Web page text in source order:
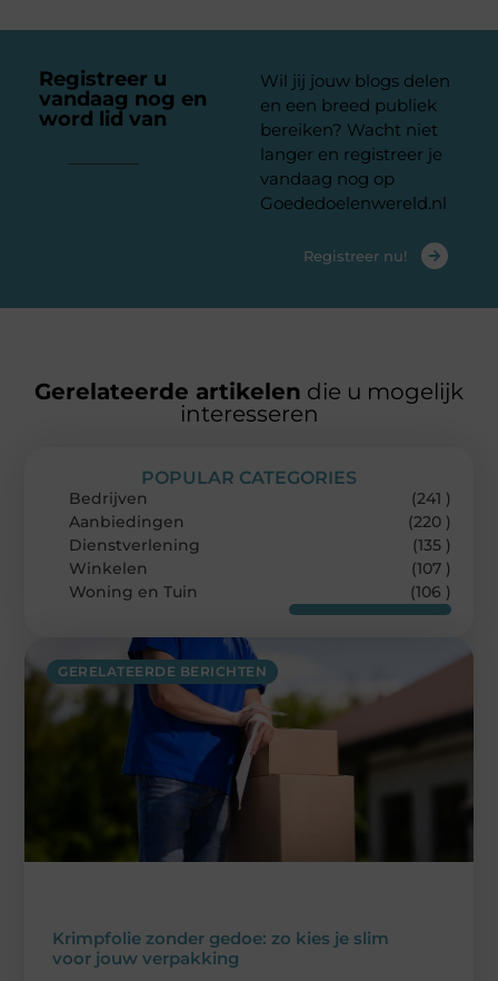
Registreer u
vandaag nog en
word lid van
Wil jij jouw blogs delen
en een breed publiek
bereiken? Wacht niet
langer en registreer je
vandaag nog op
Goededoelenwereld.nl
Registreer nu!
Gerelateerde artikelen die u mogelijk
interesseren
GERELATEERDE BERICHTEN
Krimpfolie zonder gedoe: zo kies je slim
voor jouw verpakking
POPULAR CATEGORIES
Bedrijven
(241 )
Aanbiedingen
(220 )
Dienstverlening
(135 )
Winkelen
(107 )
Woning en Tuin
(106 )